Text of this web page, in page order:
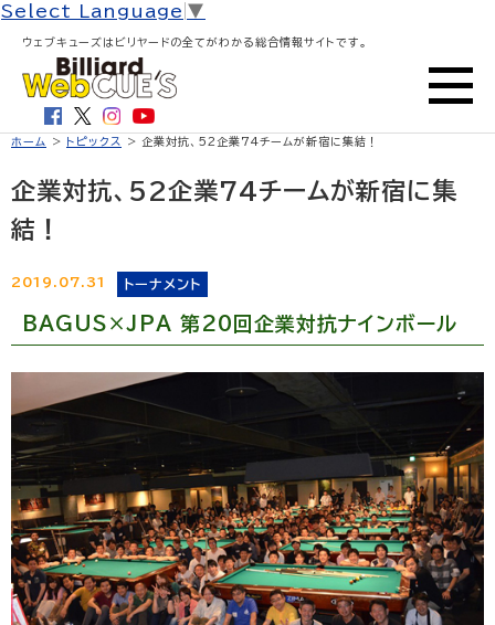
Select Language ▼
ウェブキューズはビリヤードの全てがわかる総合情報サイトです。
ホーム > トピックス > 企業対抗、52企業74チームが新宿に集結！
企業対抗、52企業74チームが新宿に集
結！
2019.07.31 トーナメント
BAGUS×JPA 第20回企業対抗ナインボール